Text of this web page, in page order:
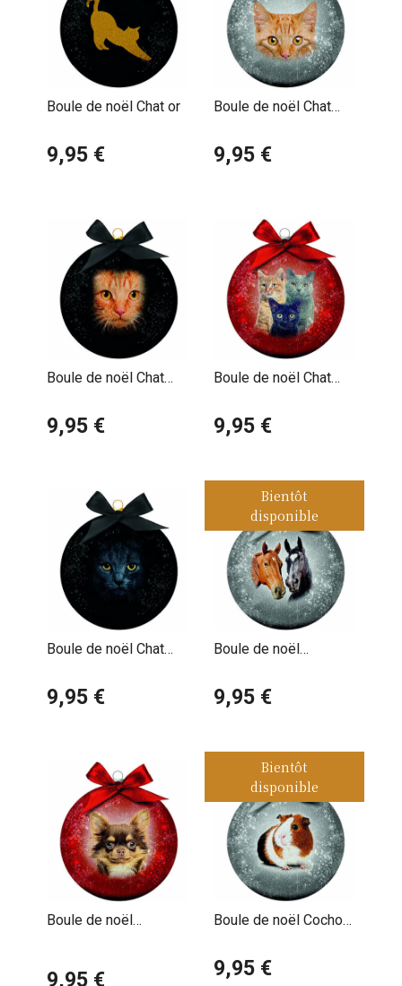
Boule de noël Chat or
9,95 €
Boule de noël Chat
9,95 €
Boule de noël Chat
9,95 €
Boule de noël Chat
9,95 €
Boule de noël Chat
9,95 €
Boule de noël
9,95 €
Bientôt
disponible
Boule de noël
9,95 €
Boule de noël Cochon
9,95 €
Bientôt
disponible